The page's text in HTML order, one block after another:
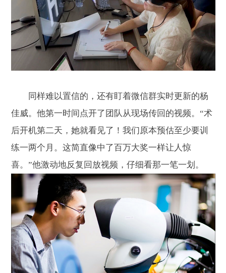
同样难以置信的，还有盯着微信群实时更新的杨
佳威。他第一时间点开了团队从现场传回的视频。“术
后开机第二天，她就看见了！我们原本预估至少要训
练一两个月。这简直像中了百万大奖一样让人惊
喜。”他激动地反复回放视频，仔细看那一笔一划。